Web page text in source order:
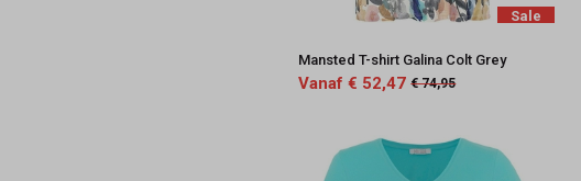
Sale
Mansted T-shirt Galina Colt Grey
Vanaf € 52,47 € 74,95